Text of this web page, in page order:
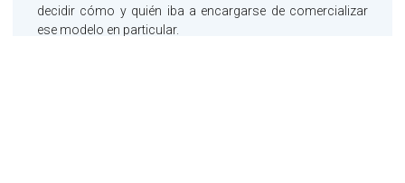
decidir cómo y quién iba a encargarse de comercializar
ese modelo en particular.